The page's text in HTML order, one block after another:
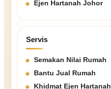
Ejen Hartanah Johor
Servis
Semakan Nilai Rumah
Bantu Jual Rumah
Khidmat Ejen Hartanah